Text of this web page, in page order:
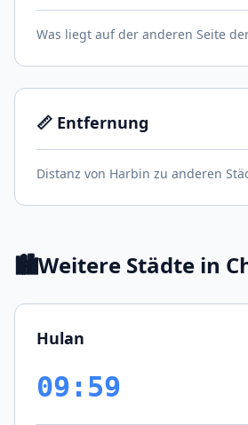
Was liegt auf der anderen Seite
📏 Entfernung
Distanz von Harbin zu anderen
🏙️Weitere Städte in
Hulan
09:59